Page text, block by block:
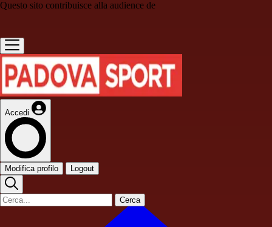
Questo sito contribuisce alla audience de
Accedi
Modifica profilo Logout
Cerca